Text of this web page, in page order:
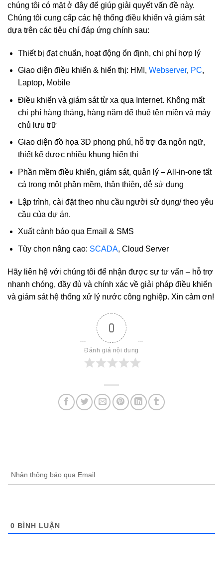
chúng tôi có mặt ở đây để giúp giải quyết vấn đề này.
Chúng tôi cung cấp các hệ thống điều khiển và giám sát
dựa trên các tiêu chí đáp ứng chính sau:
Thiết bị đạt chuẩn, hoạt động ổn định, chi phí hợp lý
Giao diện điều khiển & hiển thị: HMI, Webserver, PC,
Laptop, Mobile
Điều khiển và giám sát từ xa qua Internet. Không mất
chi phí hàng tháng, hàng năm để thuê tên miền và máy
chủ lưu trữ
Giao diện đồ họa 3D phong phú, hỗ trợ đa ngôn ngữ,
thiết kế được nhiều khung hiển thị
Phần mềm điều khiển, giám sát, quản lý – All-in-one tất
cả trong một phần mềm, thân thiện, dễ sử dụng
Lập trình, cài đặt theo nhu cầu người sử dụng/ theo yêu
cầu của dự án.
Xuất cảnh báo qua Email & SMS
Tùy chọn nâng cao: SCADA, Cloud Server
Hãy liên hệ với chúng tôi để nhận được sự tư vấn – hỗ trợ
nhanh chóng, đầy đủ và chính xác về giải pháp điều khiển
và giám sát hệ thống xử lý nước công nghiệp. Xin cảm ơn!
0
Đánh giá nội dung
Nhận thông báo qua Email
0 BÌNH LUẬN